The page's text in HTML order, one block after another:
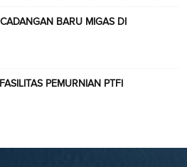
BARU MIGAS DI
PEMURNIAN PTFI